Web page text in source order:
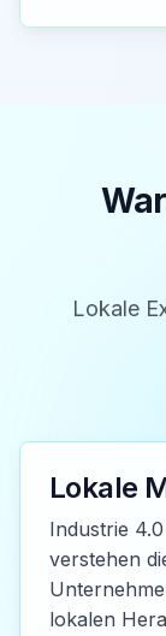
Lokale
Lokale
Industrie
verstehen
lokalen